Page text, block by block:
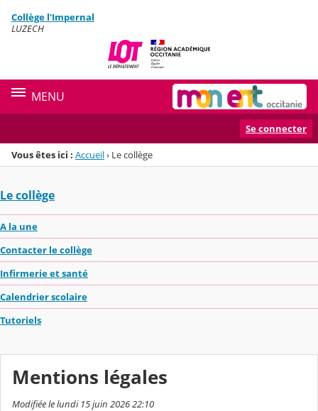
Menu de la rubrique
Contenu
Collège l'Impernal
LUZECH
MENU
Se connecter
Vous êtes ici : Accueil› Le collège
Le collège
A la une
Contacter le collège
Infirmerie et santé
Calendrier scolaire
Tutoriels
Mentions légales
Modifiée le lundi 15 juin 2026 22:10